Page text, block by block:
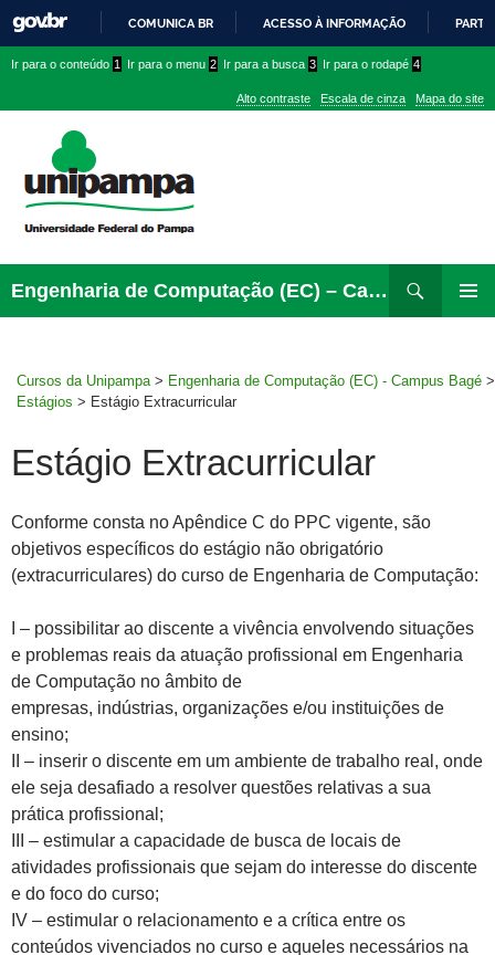
PARA
CONTEÚDO
COMUNICA BR ACESSO À INFORMAÇÃO
conteúdo
menu
superior
menu
Ir para o conteúdo 1 Ir para o menu 2 Ir para a busca 3 Ir para o rodapé 4
Alto contraste Escala de cinza Mapa do site
Engenharia de Computação (EC) – Campus Bagé
para
Cursos da Unipampa > Engenharia de Computação (EC) - Campus Bagé >
Estágios > Estágio Extracurricular
Estágio Extracurricular
Conforme consta no Apêndice C do PPC vigente, são
objetivos específicos do estágio não obrigatório
(extracurriculares) do curso de Engenharia de Computação:
I – possibilitar ao discente a vivência envolvendo situações
e problemas reais da atuação profissional em Engenharia
de Computação no âmbito de
empresas, indústrias, organizações e/ou instituições de
ensino;
II – inserir o discente em um ambiente de trabalho real, onde
ele seja desafiado a resolver questões relativas a sua
prática profissional;
III – estimular a capacidade de busca de locais de
atividades profissionais que sejam do interesse do discente
e do foco do curso;
IV – estimular o relacionamento e a crítica entre os
conteúdos vivenciados no curso e aqueles necessários na